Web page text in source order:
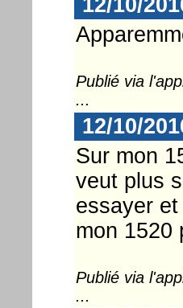
Publié via
...
12/10/
Sur mon
veut plus
essayer
mon 1520
Publié via
...